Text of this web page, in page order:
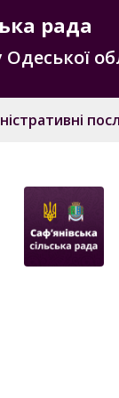
рада
Одеської